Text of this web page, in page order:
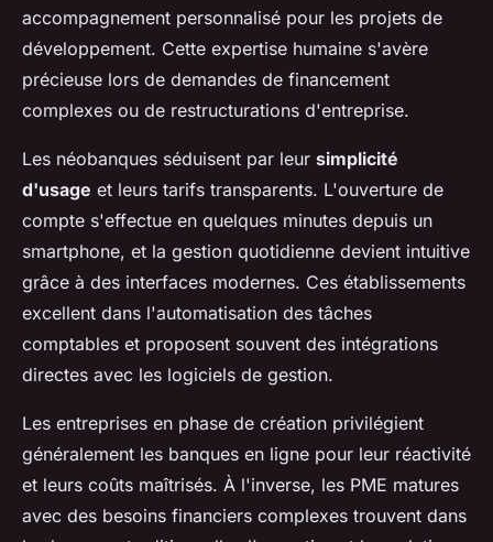
accompagnement personnalisé pour les projets de
développement. Cette expertise humaine s'avère
précieuse lors de demandes de financement
complexes ou de restructurations d'entreprise.
Les néobanques séduisent par leur simplicité
d'usage et leurs tarifs transparents. L'ouverture de
compte s'effectue en quelques minutes depuis un
smartphone, et la gestion quotidienne devient intuitive
grâce à des interfaces modernes. Ces établissements
excellent dans l'automatisation des tâches
comptables et proposent souvent des intégrations
directes avec les logiciels de gestion.
Les entreprises en phase de création privilégient
généralement les banques en ligne pour leur réactivité
et leurs coûts maîtrisés. À l'inverse, les PME matures
avec des besoins financiers complexes trouvent dans